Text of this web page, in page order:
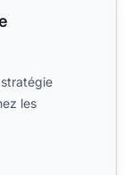
les